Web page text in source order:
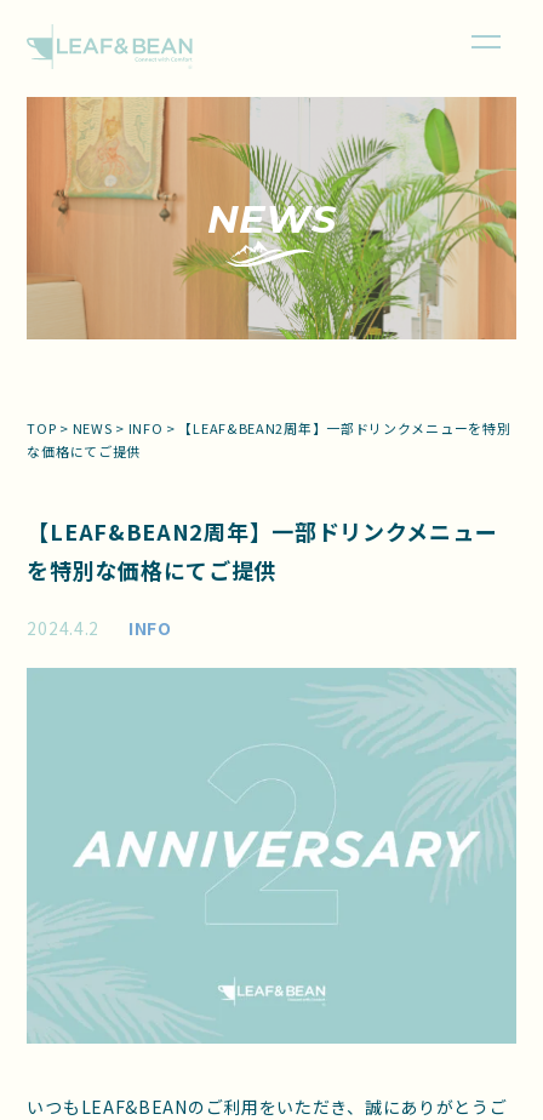
NEWS
TOP > NEWS > INFO >
【LEAF&BEAN2周年】一部ドリンクメニューを特別
な価格にてご提供
【LEAF&BEAN2周年】一部ドリンクメニュー
を特別な価格にてご提供
2024.4.2 INFO
いつもLEAF&BEANのご利用をいただき、誠にありがとうご